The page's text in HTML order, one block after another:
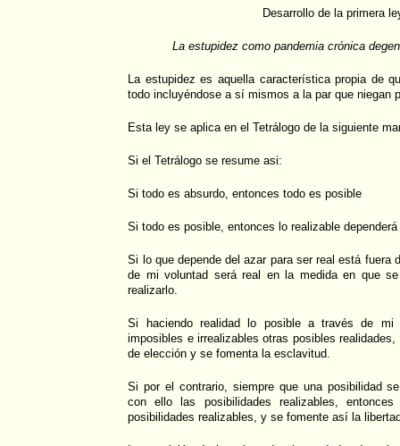
Desarrollo de la primera
La estupidez como pandemia crónica
La estupidez es aquella característica propia de
todo incluyéndose a sí mismos a la par que niegan
Esta ley se aplica en el Tetrálogo de la siguiente
Si el Tetrálogo se resume asi:
Si todo es absurdo, entonces todo es posible
Si todo es posible, entonces lo realizable
Si lo que depende del azar para ser real está fuera
de mi voluntad será real en la medida en que
realizarlo.
Si haciendo realidad lo posible a través de mi
imposibles e irrealizables otras posibles
de elección y se fomenta la esclavitud.
Si por el contrario, siempre que una posibilidad
con ello las posibilidades realizables,
posibilidades realizables, y se fomente así la